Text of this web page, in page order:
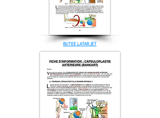
BUTEE LATARJET